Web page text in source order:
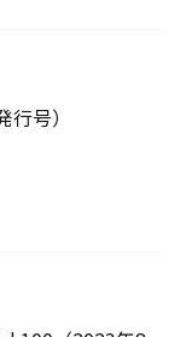
号）